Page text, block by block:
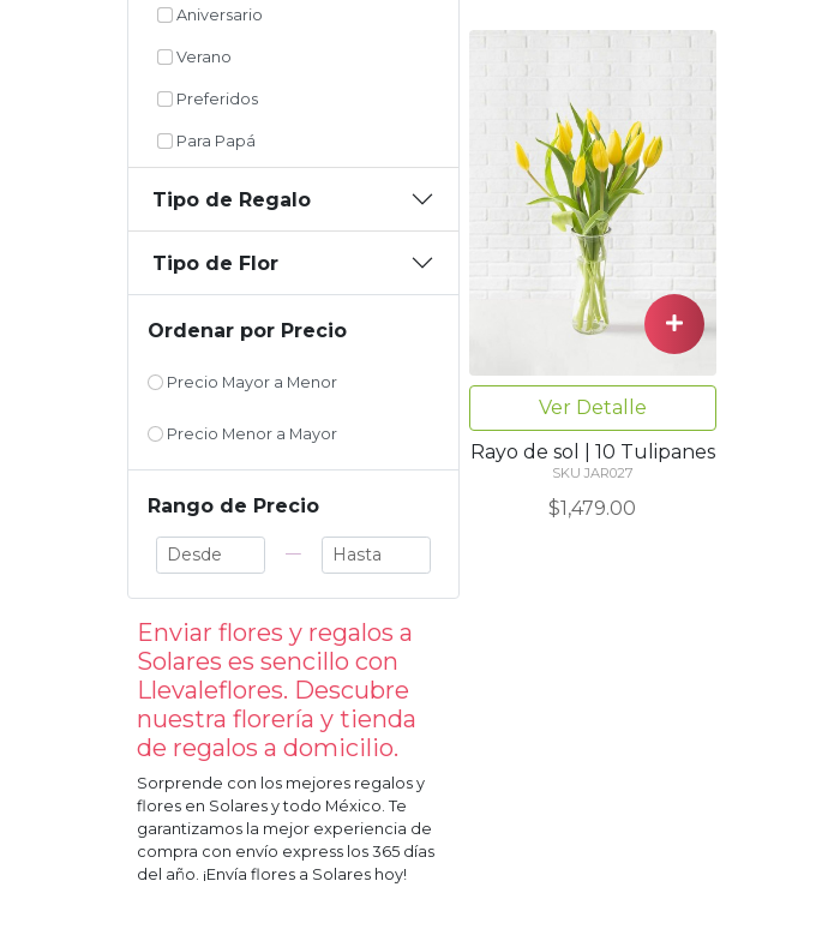
Aniversario
Verano
Preferidos
Para Papá
Tipo de Regalo
Tipo de Flor
Ordenar por Precio
Precio Mayor a Menor
Precio Menor a Mayor
Rango de Precio
—
Enviar flores y regalos a
Solares es sencillo con
Llevaleflores. Descubre
nuestra florería y tienda
de regalos a domicilio.
Sorprende con los mejores regalos y
flores en Solares y todo México. Te
garantizamos la mejor experiencia de
compra con envío express los 365 días
del año. ¡Envía flores a Solares hoy!
Ver Detalle
Rayo de sol | 10 Tulipanes
SKU JAR027
$1,479.00